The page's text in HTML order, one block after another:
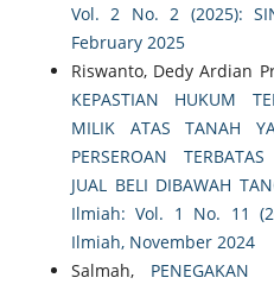
Vol. 2 No. 2 (2025):
February 2025
Riswanto, Dedy Ardian
KEPASTIAN HUKUM
MILIK ATAS TANAH
PERSEROAN
JUAL BELI DIBAWAH
Ilmiah: Vol. 1 No. 11
Ilmiah, November 2024
Salmah,